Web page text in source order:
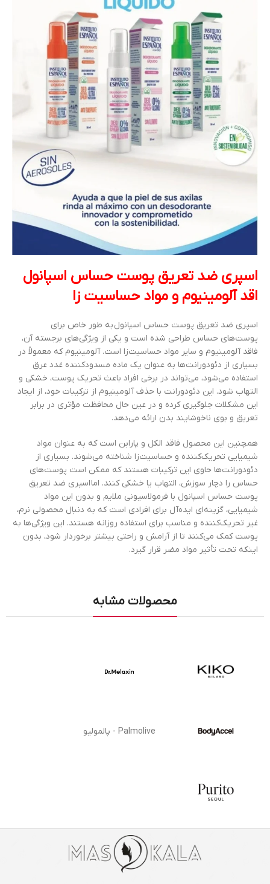
اسپری ضد تعریق پوست حساس اسپانول
اقد آلومینیوم و مواد حساسیت زا
اسپری ضد تعریق پوست حساس اسپانول به طور خاص برای
پوست‌های حساس طراحی شده است و یکی از ویژگی‌های برجسته آن،
فاقد آلومینیوم و سایر مواد حساسیت‌زا است. آلومینیوم که معمولاً در
بسیاری از دئودورانت‌ها به عنوان یک ماده مسدودکننده غدد عرق
استفاده می‌شود، می‌تواند در برخی افراد باعث تحریک پوست، خشکی و
التهاب شود. این دئودورانت با حذف آلومینیوم از ترکیبات خود، از ایجاد
این مشکلات جلوگیری کرده و در عین حال محافظت مؤثری در برابر
تعریق و بوی ناخوشایند بدن ارائه می‌دهد.
همچنین این محصول فاقد الکل و پارابن است که به عنوان مواد
شیمیایی تحریک‌کننده و حساسیت‌زا شناخته می‌شوند. بسیاری از
دئودورانت‌ها حاوی این ترکیبات هستند که ممکن است پوست‌های
حساس را دچار سوزش، التهاب یا خشکی کنند. اما اسپری ضد تعریق
پوست حساس اسپانول با فرمولاسیونی ملایم و بدون این مواد
شیمیایی، گزینه‌ای ایده‌آل برای افرادی است که به دنبال محصولی نرم،
غیر تحریک‌کننده و مناسب برای استفاده روزانه هستند. این ویژگی‌ها به
پوست کمک می‌کنند تا از آرامش و راحتی بیشتر برخوردار شود، بدون
اینکه تحت تأثیر مواد مضر قرار گیرد.
محصولات مشابه
Palmolive - پالمولیو